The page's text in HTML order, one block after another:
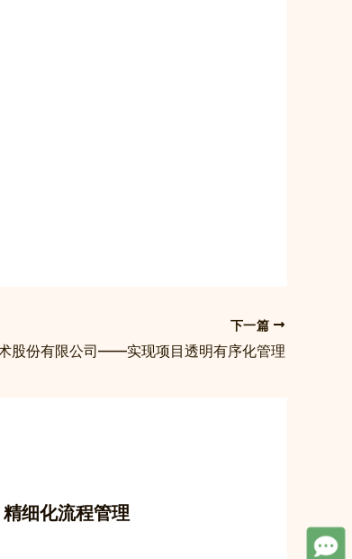
下一篇
股份有限公司——实现项目透明有序化管理
细化流程管理